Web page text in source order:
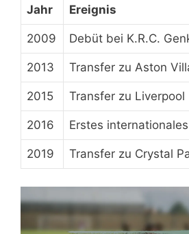
Jahr Ereignis
2009 Debüt bei K.R.C.
2013 Transfer zu Aston
2015 Transfer zu Liverpool
2016 Erstes
2019 Transfer zu Crystal